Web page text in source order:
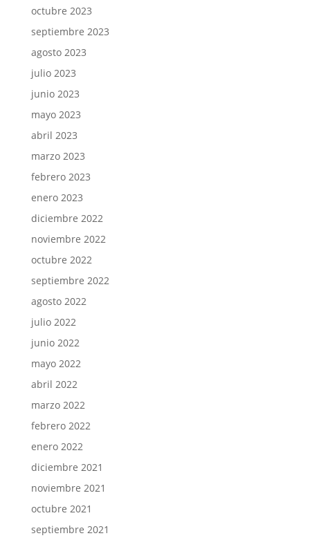
octubre 2023
septiembre 2023
agosto 2023
julio 2023
junio 2023
mayo 2023
abril 2023
marzo 2023
febrero 2023
enero 2023
diciembre 2022
noviembre 2022
octubre 2022
septiembre 2022
agosto 2022
julio 2022
junio 2022
mayo 2022
abril 2022
marzo 2022
febrero 2022
enero 2022
diciembre 2021
noviembre 2021
octubre 2021
septiembre 2021